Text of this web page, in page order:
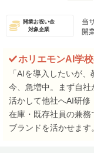
開業お祝い金
対象企業
当
開
ホリエモンAI学
「AIを導入したいが
今、急増中。まず自
活かして他社へAI研修
在庫・既存社員の兼
ブランドを活かせます。